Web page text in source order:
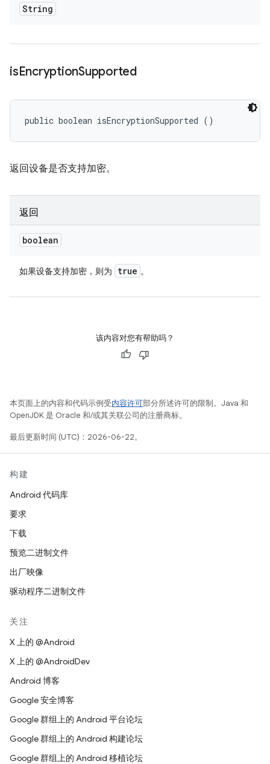
String
isEncryptionSupported
public boolean isEncryptionSupported ()
返回设备是否支持加密。
返回
boolean
如果设备支持加密，则为 true 。
该内容对您有帮助吗？
本页面上的内容和代码示例受内容许可部分所述许可的限制。Java 和
OpenJDK 是 Oracle 和/或其关联公司的注册商标。
最后更新时间 (UTC)：2026-06-22。
构建
Android 代码库
要求
下载
预览二进制文件
出厂映像
驱动程序二进制文件
关注
X 上的 @Android
X 上的 @AndroidDev
Android 博客
Google 安全博客
Google 群组上的 Android 平台论坛
Google 群组上的 Android 构建论坛
Google 群组上的 Android 移植论坛